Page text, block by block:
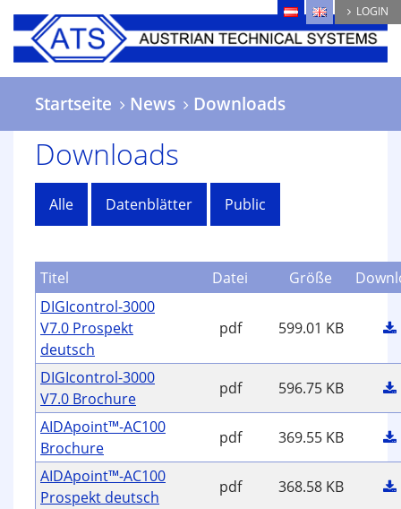
Direkt
zum
Inhalt
LOGIN
Startseite News Downloads
Downloads
Alle Datenblätter Public
Titel Datei Größe
DIGIcontrol-3000
V7.0 Prospekt
deutsch
pdf 599.01 KB
DIGIcontrol-3000
V7.0 Brochure
pdf
596.75 KB
AIDApoint™-AC100
Brochure
pdf
369.55 KB
AIDApoint™-AC100
Prospekt deutsch
pdf
368.58 KB